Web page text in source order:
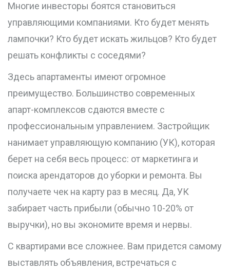
Многие инвесторы боятся становиться
управляющими компаниями. Кто будет менять
лампочки? Кто будет искать жильцов? Кто будет
решать конфликты с соседями?
Здесь апартаменты имеют огромное
преимущество. Большинство современных
апарт-комплексов сдаются вместе с
профессиональным управлением. Застройщик
нанимает управляющую компанию (УК), которая
берет на себя весь процесс: от маркетинга и
поиска арендаторов до уборки и ремонта. Вы
получаете чек на карту раз в месяц. Да, УК
забирает часть прибыли (обычно 10-20% от
выручки), но вы экономите время и нервы.
С квартирами все сложнее. Вам придется самому
выставлять объявления, встречаться с